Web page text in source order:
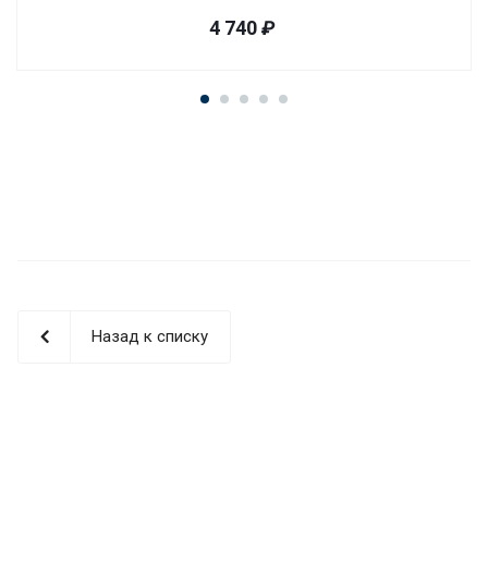
4 740₽
Назад к списку